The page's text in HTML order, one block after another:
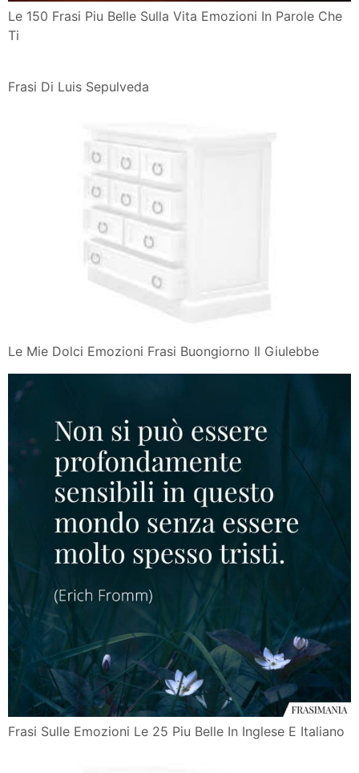
Le 150 Frasi Piu Belle Sulla Vita Emozioni In Parole Che
Ti
Frasi Di Luis Sepulveda
Le Mie Dolci Emozioni Frasi Buongiorno Il Giulebbe
Frasi Sulle Emozioni Le 25 Piu Belle In Inglese E Italiano